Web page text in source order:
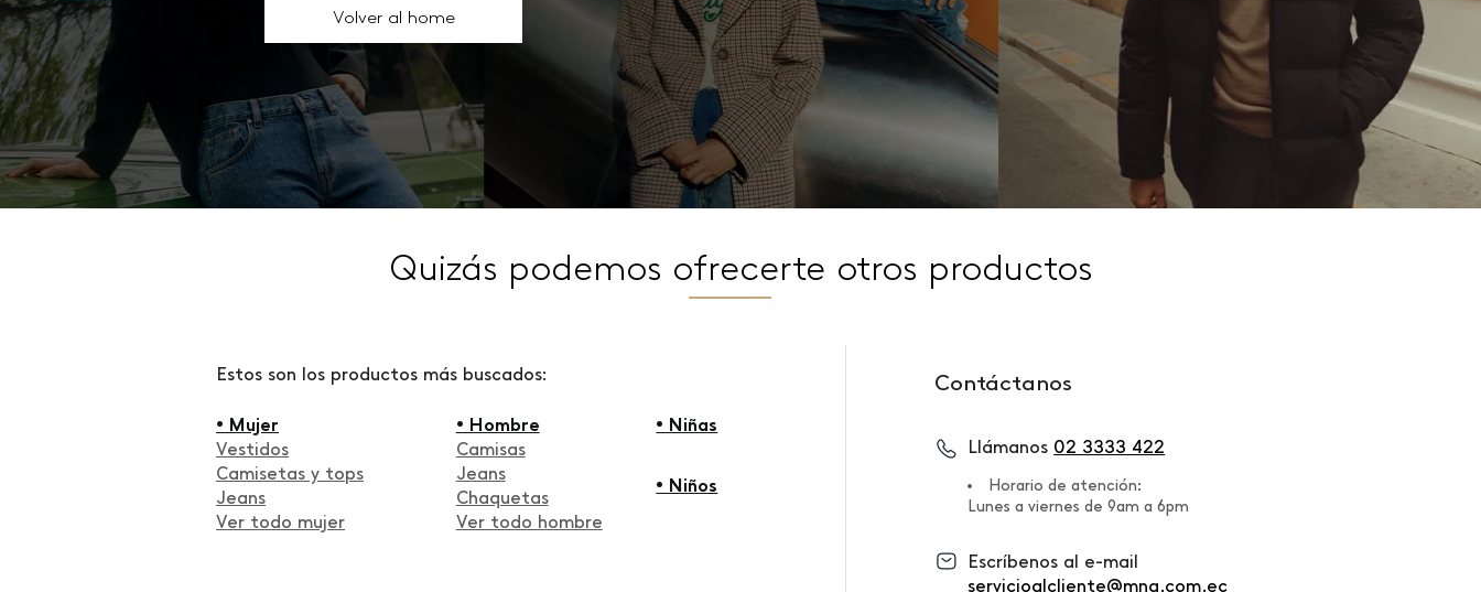
Volver al home
Quizás podemos ofrecerte otros productos
Estos son los productos más buscados:
• Mujer
Vestidos
Camisetas y tops
Jeans
Ver todo mujer
• Hombre
Camisas
Jeans
Chaquetas
Ver todo hombre
• Niñas
• Niños
Contáctanos
Llámanos 02 3333 422
Horario de atención:
Lunes a viernes de 9am a 6pm
Escríbenos al e-mail
servicioalcliente@mng.com.ec